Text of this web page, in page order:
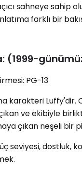
sahneye sahip
farklı bir
(1999-
PG-13
karakteri Luffy'dir.
ve ekibiyle
çıkan neşeli bir
seviyesi, dostluk,